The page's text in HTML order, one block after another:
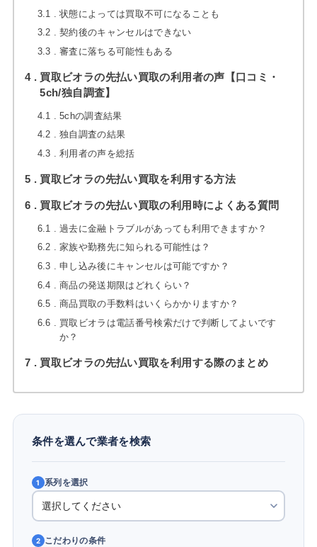
3.1
状態によっては買取不可になることも
3.2
契約後のキャンセルはできない
3.3
審査に落ちる可能性もある
4
買取ビオラの先払い買取の利用者の声【口コミ・
5ch/独自調査】
4.1
5chの調査結果
4.2
独自調査の結果
4.3
利用者の声を総括
5 買取ビオラの先払い買取を利用する方法
6 買取ビオラの先払い買取の利用時によくある質問
6.1
過去に金融トラブルがあっても利用できますか？
6.2
家族や勤務先に知られる可能性は？
6.3
申し込み後にキャンセルは可能ですか？
6.4
商品の発送期限はどれくらい？
6.5
商品買取の手数料はいくらかかりますか？
6.6
買取ビオラは電話番号検索だけで判断してよいです
か？
7 買取ビオラの先払い買取を利用する際のまとめ
条件を選んで業者を検索
1 系列を選択
2 こだわりの条件